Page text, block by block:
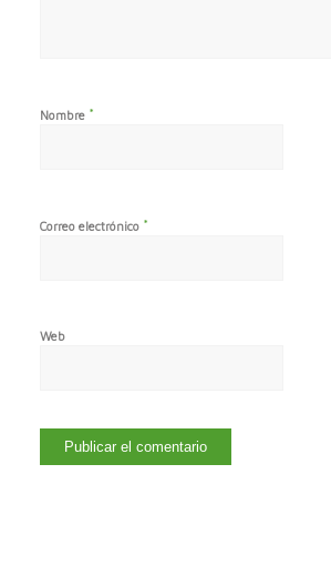
Nombre *
Correo electrónico *
Web